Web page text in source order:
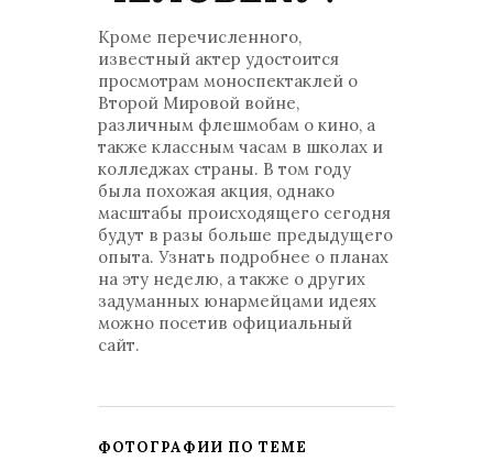
Кроме перечисленного,
известный актер удостоится
просмотрам моноспектаклей о
Второй Мировой войне,
различным флешмобам о кино, а
также классным часам в школах и
колледжах страны. В том году
была похожая акция, однако
масштабы происходящего сегодня
будут в разы больше предыдущего
опыта. Узнать подробнее о планах
на эту неделю, а также о других
задуманных юнармейцами идеях
можно посетив официальный
сайт.
ФОТОГРАФИИ ПО ТЕМЕ